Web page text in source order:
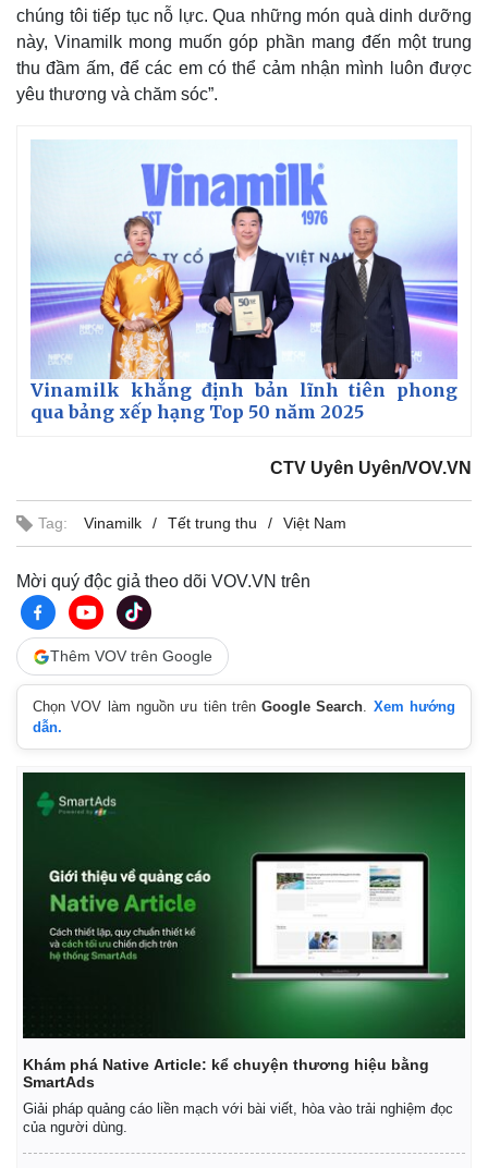
Bóng đá
Lịch thi đấu bóng đá
eSports
Hậu trường
Ô tô
Xe máy
chúng tôi tiếp tục nỗ lực. Qua những món quà dinh dưỡng
này, Vinamilk mong muốn góp phần mang đến một trung
thu đầm ấm, để các em có thể cảm nhận mình luôn được
yêu thương và chăm sóc”.
Vinamilk khẳng định bản lĩnh tiên phong
qua bảng xếp hạng Top 50 năm 2025
CTV Uyên Uyên/VOV.VN
Tag: Vinamilk Tết trung thu Việt Nam
Mời quý độc giả theo dõi VOV.VN trên
Thêm VOV trên Google
Chọn VOV làm nguồn ưu tiên trênGoogle Search. Xem hướng
dẫn.
Khám phá Native Article: kể chuyện thương hiệu bằng
SmartAds
Giải pháp quảng cáo liền mạch với bài viết, hòa vào trải nghiệm đọc
của người dùng.